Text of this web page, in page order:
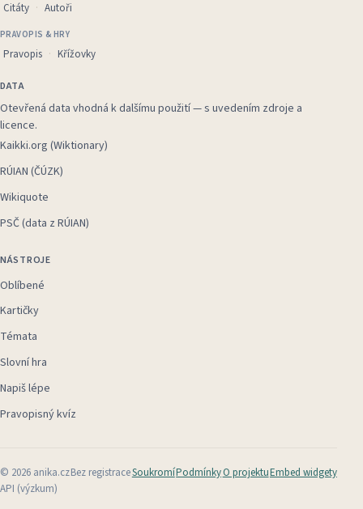
Citáty Autoři
PRAVOPIS & HRY
Pravopis Křížovky
DATA
Otevřená data vhodná k dalšímu použití — s uvedením zdroje a
licence.
Kaikki.org (Wiktionary)
RÚIAN (ČÚZK)
Wikiquote
PSČ (data z RÚIAN)
NÁSTROJE
Oblíbené
Kartičky
Témata
Slovní hra
Napiš lépe
Pravopisný kvíz
© 2026 anika.czBez registraceSoukromíPodmínkyO projektuEmbed widgety
API (výzkum)